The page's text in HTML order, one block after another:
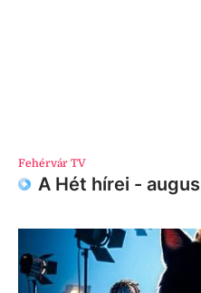
Fehérvár TV
A Hét hírei -